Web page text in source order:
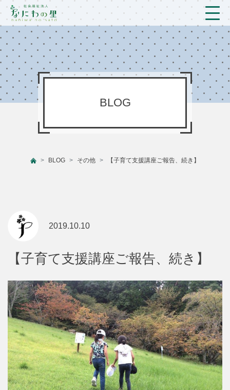
トップ
法人概要/アクセス
こども/相談支援
新着情報
BLOG
BLOG その他 【子育て支援講座ご報告、続き】
2019.10.10
【子育て支援講座ご報告、続き】